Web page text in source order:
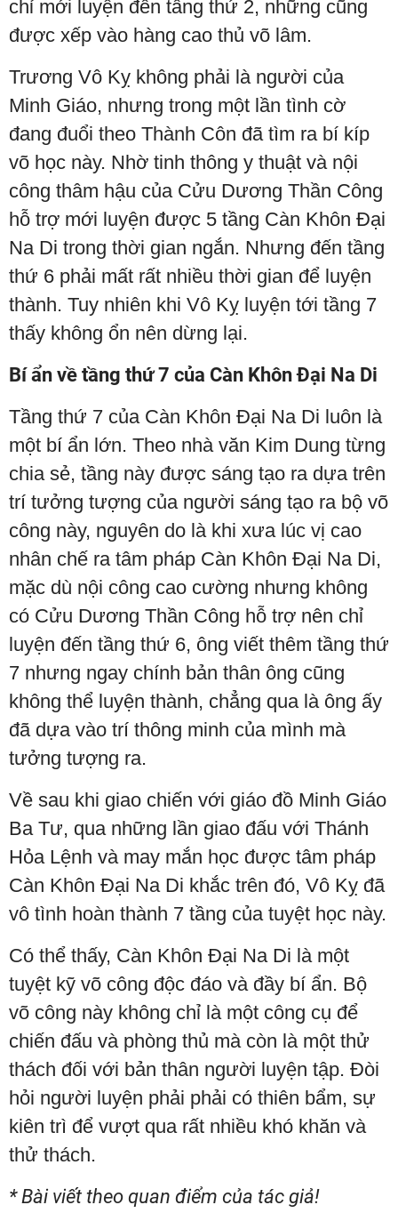
chỉ mới luyện đến tầng thứ 2, những cũng
được xếp vào hàng cao thủ võ lâm.
Trương Vô Kỵ không phải là người của
Minh Giáo, nhưng trong một lần tình cờ
đang đuổi theo Thành Côn đã tìm ra bí kíp
võ học này. Nhờ tinh thông y thuật và nội
công thâm hậu của Cửu Dương Thần Công
hỗ trợ mới luyện được 5 tầng Càn Khôn Đại
Na Di trong thời gian ngắn. Nhưng đến tầng
thứ 6 phải mất rất nhiều thời gian để luyện
thành. Tuy nhiên khi Vô Kỵ luyện tới tầng 7
thấy không ổn nên dừng lại.
Bí ẩn về tầng thứ 7 của Càn Khôn Đại Na Di
Tầng thứ 7 của Càn Khôn Đại Na Di luôn là
một bí ẩn lớn. Theo nhà văn Kim Dung từng
chia sẻ, tầng này được sáng tạo ra dựa trên
trí tưởng tượng của người sáng tạo ra bộ võ
công này, nguyên do là khi xưa lúc vị cao
nhân chế ra tâm pháp Càn Khôn Đại Na Di,
mặc dù nội công cao cường nhưng không
có Cửu Dương Thần Công hỗ trợ nên chỉ
luyện đến tầng thứ 6, ông viết thêm tầng thứ
7 nhưng ngay chính bản thân ông cũng
không thể luyện thành, chẳng qua là ông ấy
đã dựa vào trí thông minh của mình mà
tưởng tượng ra.
Về sau khi giao chiến với giáo đồ Minh Giáo
Ba Tư, qua những lần giao đấu với Thánh
Hỏa Lệnh và may mắn học được tâm pháp
Càn Khôn Đại Na Di khắc trên đó, Vô Kỵ đã
vô tình hoàn thành 7 tầng của tuyệt học này.
Có thể thấy, Càn Khôn Đại Na Di là một
tuyệt kỹ võ công độc đáo và đầy bí ẩn. Bộ
võ công này không chỉ là một công cụ để
chiến đấu và phòng thủ mà còn là một thử
thách đối với bản thân người luyện tập. Đòi
hỏi người luyện phải phải có thiên bẩm, sự
kiên trì để vượt qua rất nhiều khó khăn và
thử thách.
* Bài viết theo quan điểm của tác giả!